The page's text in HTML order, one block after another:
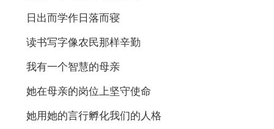
日出而学作日落而寝
读书写字像农民那样辛勤
我有一个智慧的母亲
她在母亲的岗位上坚守使命
她用她的言行孵化我们的人格